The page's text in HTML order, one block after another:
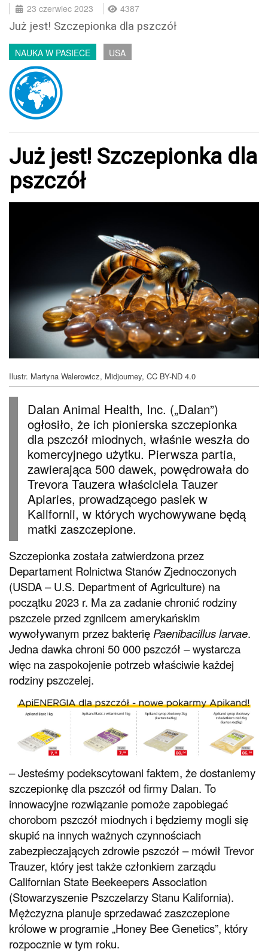
23 czerwiec 2023
4387
Już jest! Szczepionka dla pszczół
NAUKA W PASIECE USA
Już jest! Szczepionka dla
pszczół
Ilustr. Martyna Walerowicz, Midjourney, CC BY-ND 4.0
Dalan Animal Health, Inc. („Dalan”)
ogłosiło, że ich pionierska szczepionka
dla pszczół miodnych, właśnie weszła do
komercyjnego użytku. Pierwsza partia,
zawierająca 500 dawek, powędrowała do
Trevora Tauzera właściciela Tauzer
Apiaries, prowadzącego pasiek w
Kalifornii, w których wychowywane będą
matki zaszczepione.
Szczepionka została zatwierdzona przez
Departament Rolnictwa Stanów Zjednoczonych
(USDA – U.S. Department of Agriculture) na
początku 2023 r. Ma za zadanie chronić rodziny
pszczele przed zgnilcem amerykańskim
wywoływanym przez bakterię Paenibacillus larvae.
Jedna dawka chroni 50 000 pszczół – wystarcza
więc na zaspokojenie potrzeb właściwie każdej
rodziny pszczelej.
– Jesteśmy podekscytowani faktem, że dostaniemy
szczepionkę dla pszczół od firmy Dalan. To
innowacyjne rozwiązanie pomoże zapobiegać
chorobom pszczół miodnych i będziemy mogli się
skupić na innych ważnych czynnościach
zabezpieczających zdrowie pszczół – mówił Trevor
Trauzer, który jest także członkiem zarządu
Californian State Beekeepers Association
(Stowarzyszenie Pszczelarzy Stanu Kalifornia).
Mężczyzna planuje sprzedawać zaszczepione
królowe w programie „Honey Bee Genetics”, który
rozpocznie w tym roku.